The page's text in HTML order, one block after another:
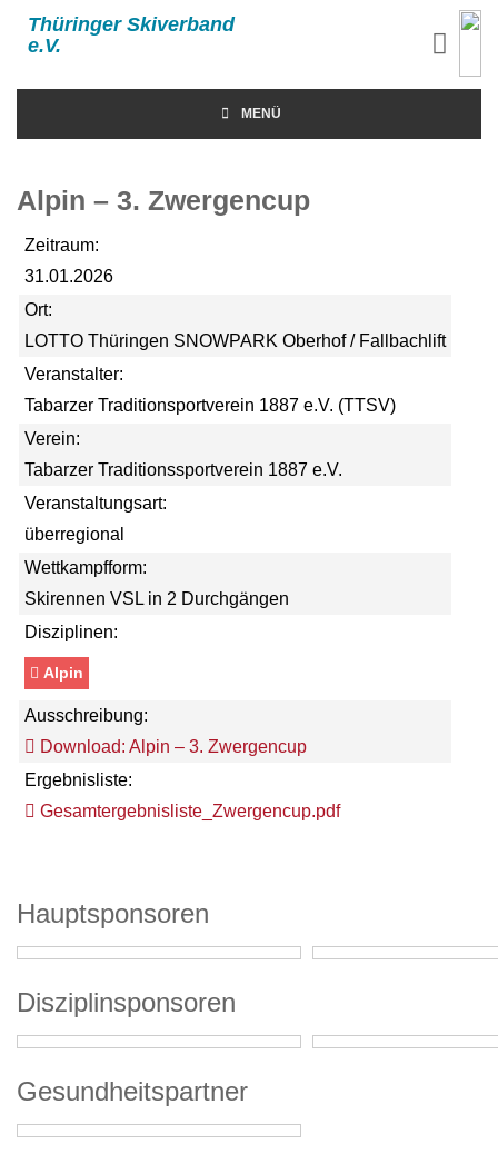
Thüringer Skiverband
e.V.
MENÜ
Alpin – 3. Zwergencup
Zeitraum:
31.01.2026
Ort:
LOTTO Thüringen SNOWPARK Oberhof / Fallbachlift
Veranstalter:
Tabarzer Traditionsportverein 1887 e.V. (TTSV)
Verein:
Tabarzer Traditionssportverein 1887 e.V.
Veranstaltungsart:
überregional
Wettkampfform:
Skirennen VSL in 2 Durchgängen
Disziplinen:
Alpin
Ausschreibung:
Download: Alpin – 3. Zwergencup
Ergebnisliste:
Gesamtergebnisliste_Zwergencup.pdf
Hauptsponsoren
Disziplinsponsoren
Gesundheitspartner